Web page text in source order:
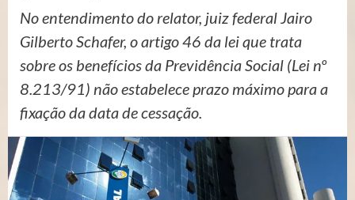
No entendimento do relator, juiz federal Jairo
Gilberto Schafer, o artigo 46 da lei que trata
sobre os benefícios da Previdência Social (Lei nº
8.213/91) não estabelece prazo máximo para a
fixação da data de cessação.